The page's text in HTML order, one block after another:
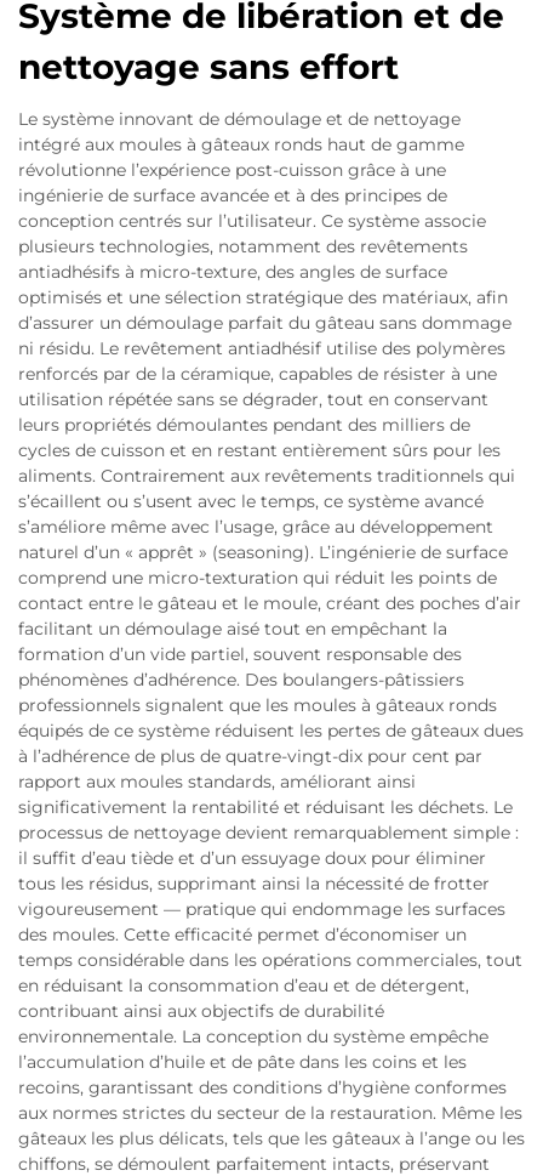
Système de libération et de
nettoyage sans effort
Le système innovant de démoulage et de nettoyage
intégré aux moules à gâteaux ronds haut de gamme
révolutionne l’expérience post-cuisson grâce à une
ingénierie de surface avancée et à des principes de
conception centrés sur l’utilisateur. Ce système associe
plusieurs technologies, notamment des revêtements
antiadhésifs à micro-texture, des angles de surface
optimisés et une sélection stratégique des matériaux, afin
d’assurer un démoulage parfait du gâteau sans dommage
ni résidu. Le revêtement antiadhésif utilise des polymères
renforcés par de la céramique, capables de résister à une
utilisation répétée sans se dégrader, tout en conservant
leurs propriétés démoulantes pendant des milliers de
cycles de cuisson et en restant entièrement sûrs pour les
aliments. Contrairement aux revêtements traditionnels qui
s’écaillent ou s’usent avec le temps, ce système avancé
s’améliore même avec l’usage, grâce au développement
naturel d’un « apprêt » (seasoning). L’ingénierie de surface
comprend une micro-texturation qui réduit les points de
contact entre le gâteau et le moule, créant des poches d’air
facilitant un démoulage aisé tout en empêchant la
formation d’un vide partiel, souvent responsable des
phénomènes d’adhérence. Des boulangers-pâtissiers
professionnels signalent que les moules à gâteaux ronds
équipés de ce système réduisent les pertes de gâteaux dues
à l’adhérence de plus de quatre-vingt-dix pour cent par
rapport aux moules standards, améliorant ainsi
significativement la rentabilité et réduisant les déchets. Le
processus de nettoyage devient remarquablement simple :
il suffit d’eau tiède et d’un essuyage doux pour éliminer
tous les résidus, supprimant ainsi la nécessité de frotter
vigoureusement — pratique qui endommage les surfaces
des moules. Cette efficacité permet d’économiser un
temps considérable dans les opérations commerciales, tout
en réduisant la consommation d’eau et de détergent,
contribuant ainsi aux objectifs de durabilité
environnementale. La conception du système empêche
l’accumulation d’huile et de pâte dans les coins et les
recoins, garantissant des conditions d’hygiène conformes
aux normes strictes du secteur de la restauration. Même les
gâteaux les plus délicats, tels que les gâteaux à l’ange ou les
chiffons, se démoulent parfaitement intacts, préservant